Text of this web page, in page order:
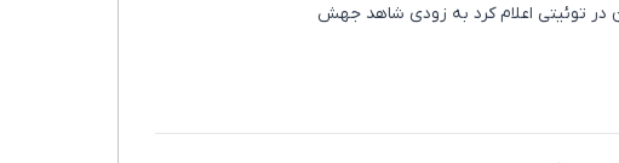
در توئیتی اعلام کرد به زودی شاهد جهش